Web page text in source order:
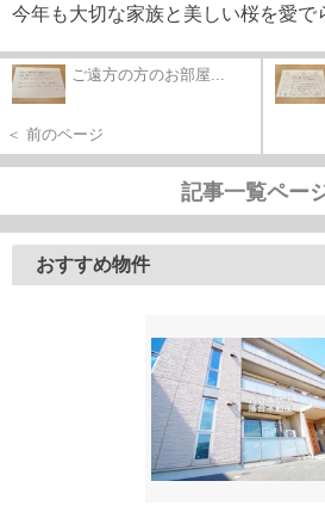
今年も大切な家族と美しい桜を愛で
ご遠方の方のお部屋...
＜ 前のページ
記事一覧ペー
おすすめ物件